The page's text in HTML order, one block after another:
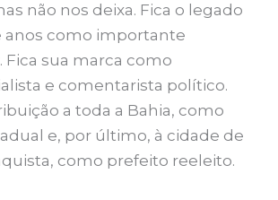
não nos deixa. Fica o legado
anos como importante
sua marca como
e comentarista político.
a toda a Bahia, como
e, por último, à cidade de
como prefeito reeleito.